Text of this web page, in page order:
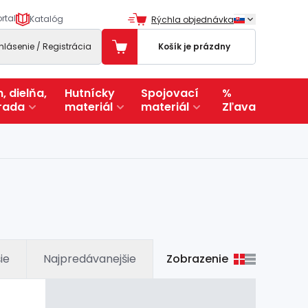
Katalóg Rýchla objednávka
/ Registrácia Košík je prázdny
dielňa,
Hutnícky
materiál
Spojovací
materiál
%
Zľava
Najpredávanejšie Zobrazenie